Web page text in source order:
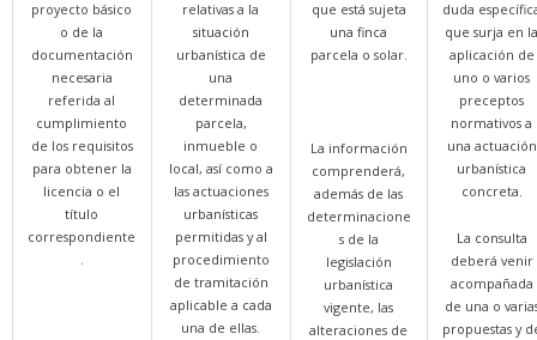
proyecto básico
o de la
documentación
necesaria
referida al
cumplimiento
de los requisitos
para obtener la
licencia o el
título
correspondiente
relativas a la
situación
urbanística de
una
determinada
parcela,
inmueble o
local, así como a
las actuaciones
urbanísticas
permitidas y al
procedimiento
de tramitación
aplicable a cada
una de ellas.
que está sujeta
una finca
parcela o solar.
La información
comprenderá,
además de las
determinacione
s de la
legislación
urbanística
vigente, las
alteraciones de
duda
que surja en
aplicación de
uno o varios
preceptos
normativos a
una actuación
urbanística
concreta.
La consulta
deberá venir
acompañada
de una o
propuestas y